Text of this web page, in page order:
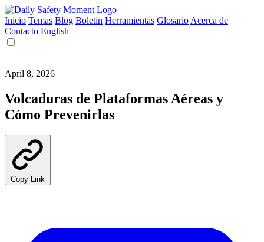
Inicio Temas Blog Boletín Herramientas Glosario Acerca de
Contacto English
April 8, 2026
Volcaduras de Plataformas Aéreas y
Cómo Prevenirlas
Copy Link